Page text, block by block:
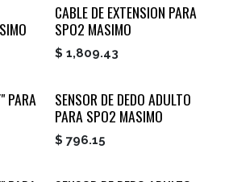
CABLE DE EXTENSION PARA
SPO2 MASIMO
$ 1,809.43
PARA
SENSOR DE DEDO ADULTO
PARA SPO2 MASIMO
$ 796.15